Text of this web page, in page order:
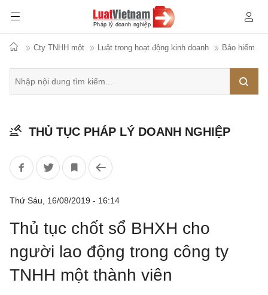
Cty TNHH một Luật trong hoạt động kinh doanh Bảo hiểm
THỦ TỤC PHÁP LÝ DOANH NGHIỆP
Thứ Sáu, 16/08/2019 - 16:14
Thủ tục chốt sổ BHXH cho
người lao động trong công ty
TNHH một thành viên